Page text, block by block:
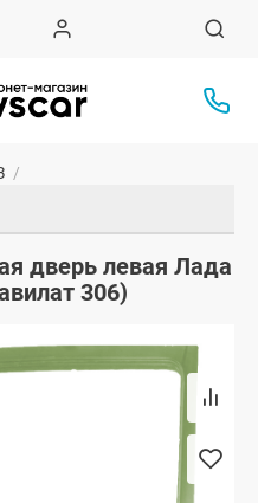
/
дверь левая Лада
306)